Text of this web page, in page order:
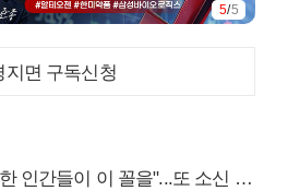
5/5
지면 구독신청
간들이 이 꼴을"...또 소신 발언